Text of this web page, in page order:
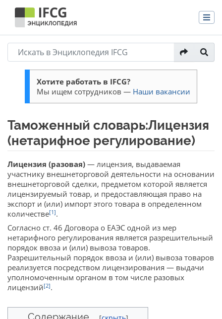
Хотите работать в IFCG?
Мы ищем сотрудников — Наши вакансии
Таможенный словарь:Лицензия
(нетарифное регулирование)
Перейти к: навигация,поиск
Лицензия (разовая) — лицензия, выдаваемая
участнику внешнеторговой деятельности на основании
внешнеторговой сделки, предметом которой является
лицензируемый товар, и предоставляющая право на
экспорт и (или) импорт этого товара в определенном
количестве[1].
Согласно ст. 46 Договора о ЕАЭС одной из мер
нетарифного регулирования является разрешительный
порядок ввоза и (или) вывоза товаров.
Разрешительный порядок ввоза и (или) вывоза товаров
реализуется посредством лицензирования — выдачи
уполномоченным органом в том числе разовых
лицензий[2].